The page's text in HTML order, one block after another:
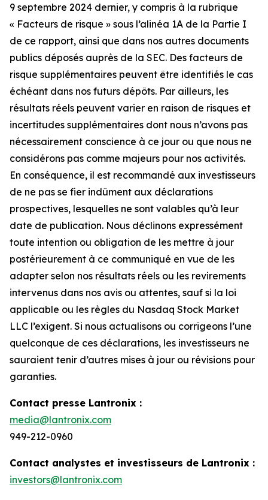
9 septembre 2024 dernier, y compris à la rubrique
« Facteurs de risque » sous l’alinéa 1A de la Partie I
de ce rapport, ainsi que dans nos autres documents
publics déposés auprès de la SEC. Des facteurs de
risque supplémentaires peuvent être identifiés le cas
échéant dans nos futurs dépôts. Par ailleurs, les
résultats réels peuvent varier en raison de risques et
incertitudes supplémentaires dont nous n’avons pas
nécessairement conscience à ce jour ou que nous ne
considérons pas comme majeurs pour nos activités.
En conséquence, il est recommandé aux investisseurs
de ne pas se fier indûment aux déclarations
prospectives, lesquelles ne sont valables qu’à leur
date de publication. Nous déclinons expressément
toute intention ou obligation de les mettre à jour
postérieurement à ce communiqué en vue de les
adapter selon nos résultats réels ou les revirements
intervenus dans nos avis ou attentes, sauf si la loi
applicable ou les règles du Nasdaq Stock Market
LLC l’exigent. Si nous actualisons ou corrigeons l’une
quelconque de ces déclarations, les investisseurs ne
sauraient tenir d’autres mises à jour ou révisions pour
garanties.
Contact presse Lantronix :
media@lantronix.com
949-212-0960
Contact analystes et investisseurs de Lantronix :
investors@lantronix.com